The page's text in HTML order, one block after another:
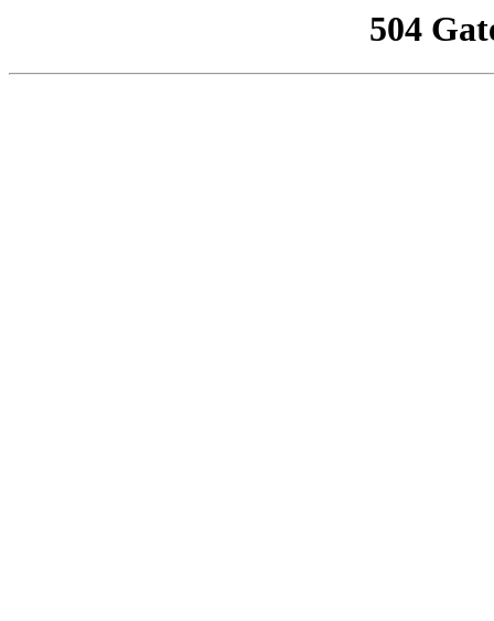
504